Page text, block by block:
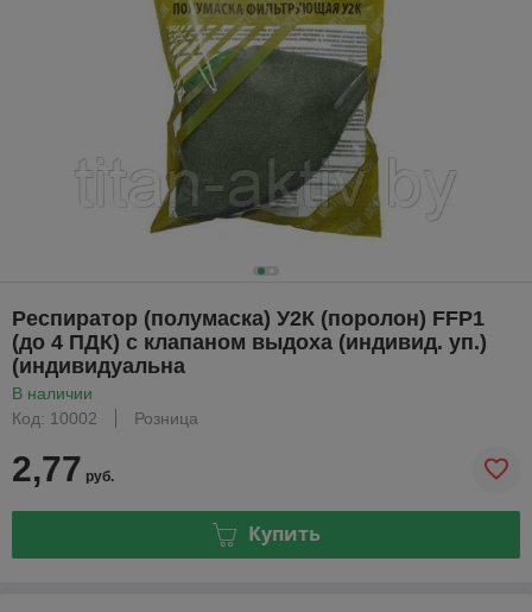
Респиратор (полумаска) У2К (поролон) FFP1
(до 4 ПДК) с клапаном выдоха (индивид. уп.)
(индивидуальна
В наличии
Код: 10002
Розница
2,77 руб.
Купить